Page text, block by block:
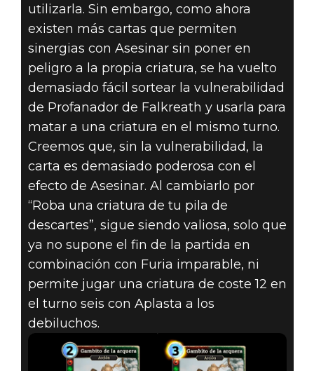
utilizarla. Sin embargo, como ahora
existen más cartas que permiten
sinergias con Asesinar sin poner en
peligro a la propia criatura, se ha vuelto
demasiado fácil sortear la vulnerabilidad
de Profanador de Falkreath y usarla para
matar a una criatura en el mismo turno.
Creemos que, sin la vulnerabilidad, la
carta es demasiado poderosa con el
efecto de Asesinar. Al cambiarlo por
“Roba una criatura de tu pila de
descartes”, sigue siendo valiosa, solo que
ya no supone el fin de la partida en
combinación con Furia imparable, ni
permite jugar una criatura de coste 12 en
el turno seis con Aplasta a los
debiluchos.